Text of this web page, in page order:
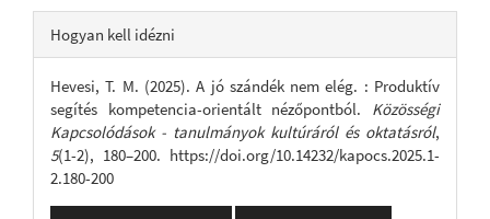
Article
Details
Hogyan kell idézni
Hevesi, T. M. (2025). A jó szándék nem elég. : Produktív
segítés kompetencia-orientált nézőpontból. Közösségi
Kapcsolódások - tanulmányok kultúráról és oktatásról,
5(1-2), 180–200. https://doi.org/10.14232/kapocs.2025.1-
2.180-200